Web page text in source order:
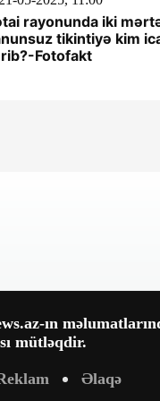
rayonunda iki
tikintiyə kim
Fotofakt
ın
mütləqdir.
Əlaqə